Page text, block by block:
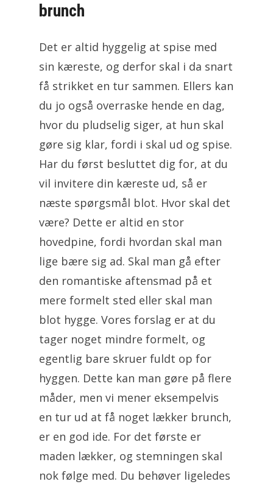
brunch
Det er altid hyggelig at spise med
sin kæreste, og derfor skal i da snart
få strikket en tur sammen. Ellers kan
du jo også overraske hende en dag,
hvor du pludselig siger, at hun skal
gøre sig klar, fordi i skal ud og spise.
Har du først besluttet dig for, at du
vil invitere din kæreste ud, så er
næste spørgsmål blot. Hvor skal det
være? Dette er altid en stor
hovedpine, fordi hvordan skal man
lige bære sig ad. Skal man gå efter
den romantiske aftensmad på et
mere formelt sted eller skal man
blot hygge. Vores forslag er at du
tager noget mindre formelt, og
egentlig bare skruer fuldt op for
hyggen. Dette kan man gøre på flere
måder, men vi mener eksempelvis
en tur ud at få noget lækker brunch,
er en god ide. For det første er
maden lækker, og stemningen skal
nok følge med. Du behøver ligeledes